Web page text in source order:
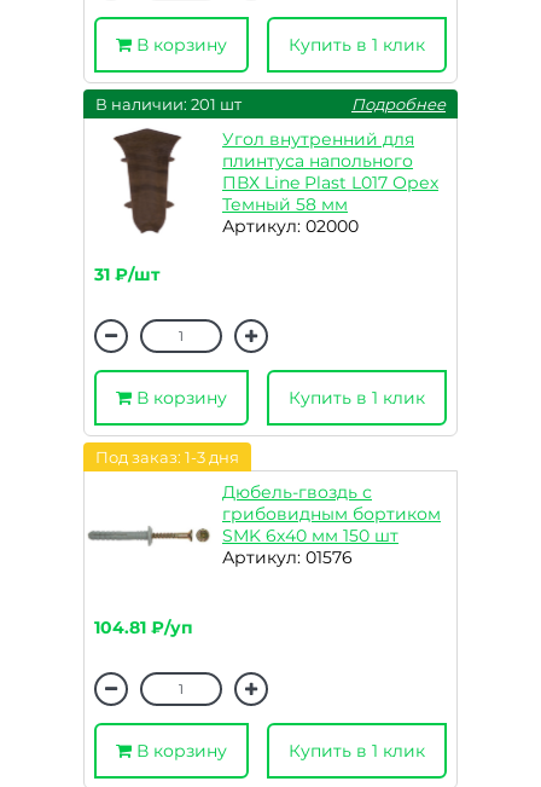
В корзину Купить в 1 клик
В наличии: 201 шт Подробнее
Угол внутренний для
плинтуса напольного
ПВХ Line Plast L017 Орех
Темный 58 мм
Артикул: 02000
31 ₽/шт
В корзину Купить в 1 клик
Под заказ: 1-3 дня
Дюбель-гвоздь с
грибовидным бортиком
SMK 6х40 мм 150 шт
Артикул: 01576
104.81 ₽/уп
В корзину Купить в 1 клик